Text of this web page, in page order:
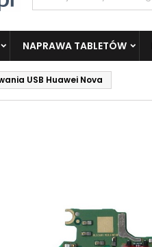
NAPRAWA TABLETÓW
USB Huawei Nova